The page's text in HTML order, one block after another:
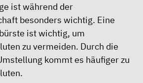
ist während der
besonders wichtig. Eine
ist wichtig, um
zu vermeiden. Durch die
kommt es häufiger zu